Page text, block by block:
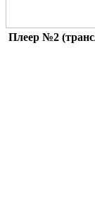
Плеер №2